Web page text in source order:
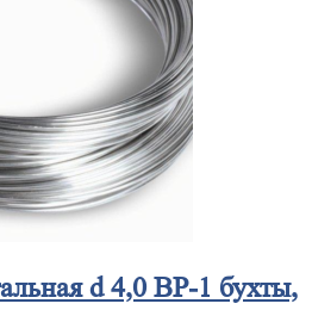
d 4,0 ВР-1 бухты,